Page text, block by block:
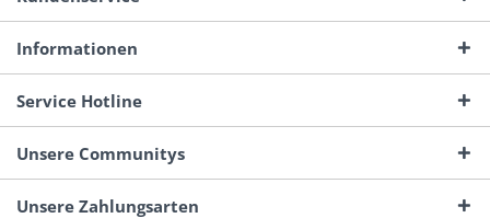
Informationen
Service Hotline
Unsere Communitys
Unsere Zahlungsarten